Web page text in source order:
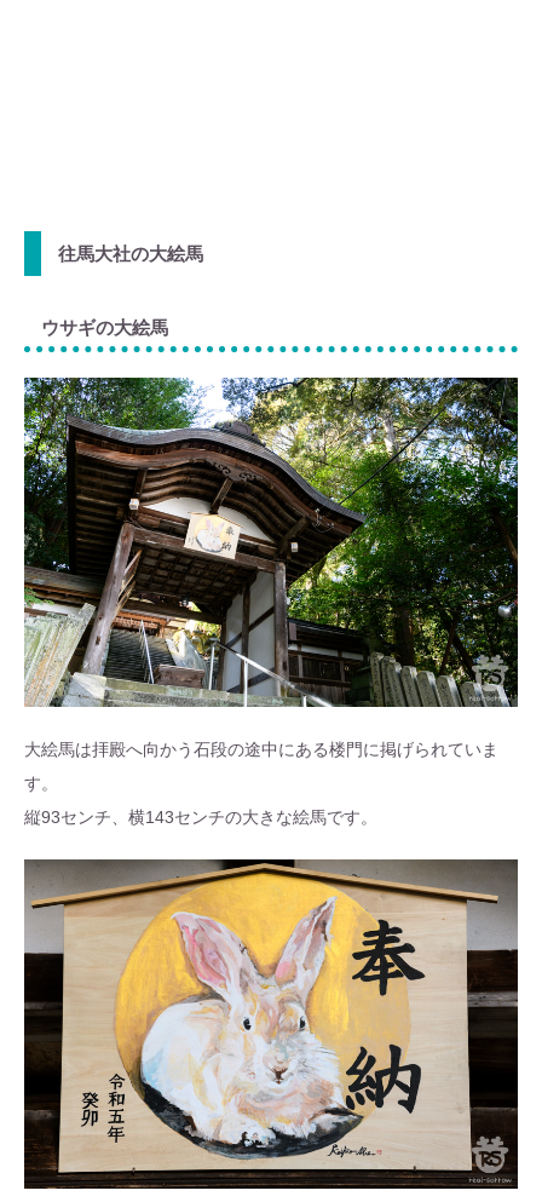
往馬大社の大絵馬
ウサギの大絵馬
大絵馬は拝殿へ向かう石段の途中にある楼門に掲げられていま
す。
縦93センチ、横143センチの大きな絵馬です。